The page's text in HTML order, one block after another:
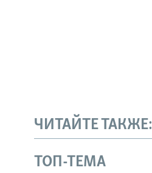
ЧИТАЙТЕ ТАКЖЕ:
ТОП-ТЕМА